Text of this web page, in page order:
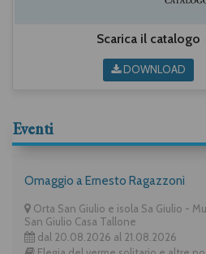
Scarica il catalogo
DOWNLOAD
Eventi
Omaggio a Ernesto Ragazzoni
Orta San Giulio e isola Sa Giulio -
San Giulio Casa Tallone
dal 20.08.2026 al 21.08.2026